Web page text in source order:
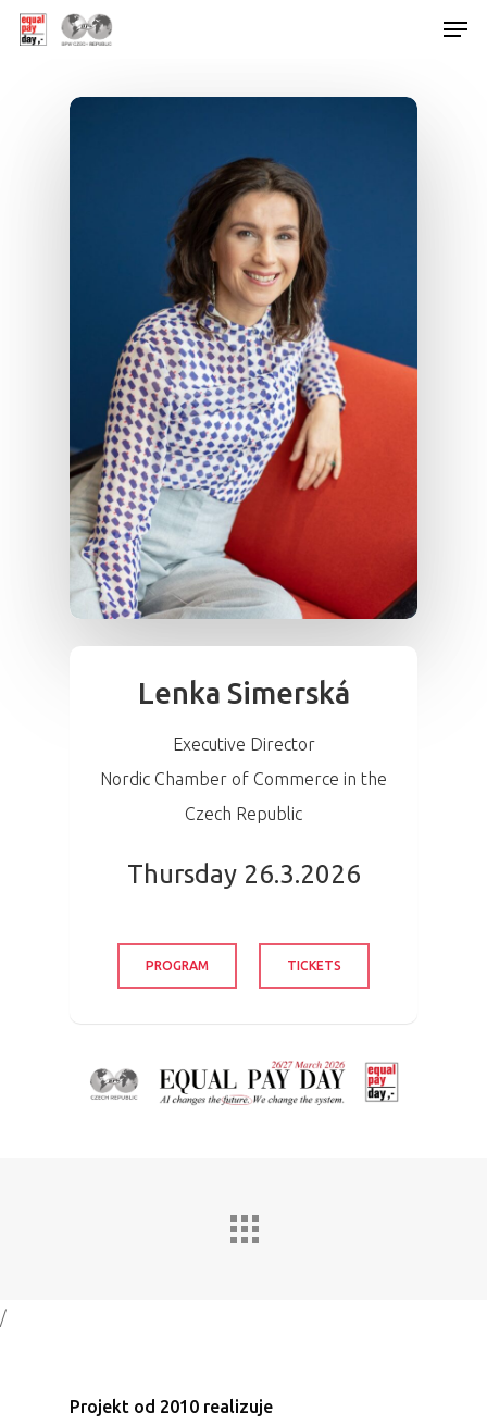
Lenka Simerská
Executive Director
Nordic Chamber of Commerce in the
Czech Republic
Thursday 26.3.2026
PROGRAM TICKETS
/
Projekt od 2010 realizuje
PRO MÉDIA
PŘIHLÁŠENÍ